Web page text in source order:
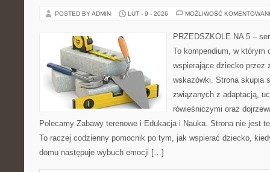
POSTED BY ADMIN LUT - 9 - 2026 MOŻLIWOŚĆ
PRZEDSZKOLE NA 5 –
To kompendium, w którym
wspierające dziecko przez
wskazówki. Strona skupia
związanych z adaptacją,
rówieśniczymi oraz
Polecamy Zabawy terenowe i Edukacja i Nauka. Strona nie jest
To raczej codzienny pomocnik po tym, jak wspierać dziecko,
domu następuje wybuch emocji […]